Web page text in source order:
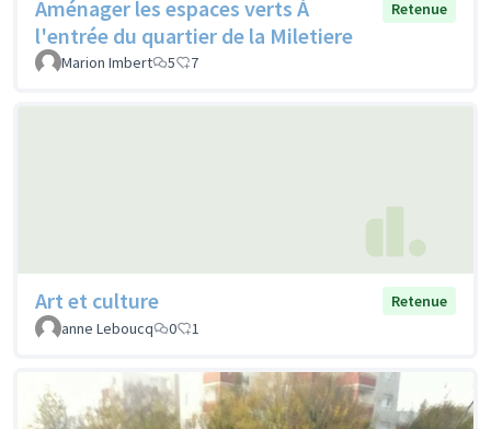
Aménager les espaces verts À
l'entrée du quartier de la Miletiere
Retenue
Marion Imbert 5 7
Art et culture
Retenue
anne Leboucq
0 1